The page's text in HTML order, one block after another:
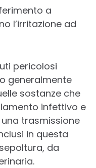
a
l’irritazione ad
pericolosi
generalmente
sostanze che
infettivo e
trasmissione
in questa
da